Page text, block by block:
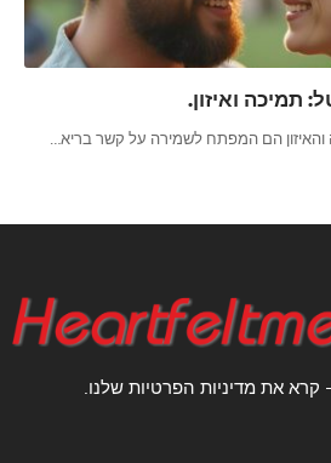
תמיכה ואיזון.
הם המפתח לשמירה על קשר בריא…
את מדיניות הפרטיות שלנו.